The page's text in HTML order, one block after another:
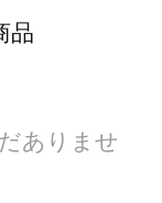
品
ありませ